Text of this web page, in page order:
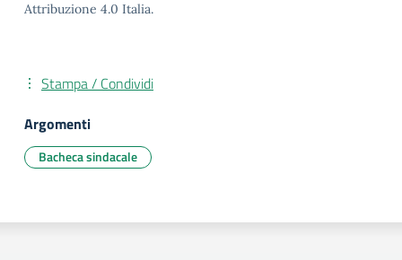
Attribuzione 4.0 Italia.
Stampa / Condividi
Argomenti
Bacheca sindacale